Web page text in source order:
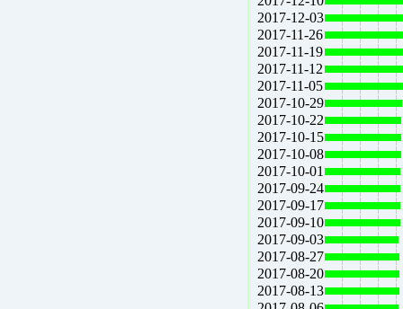
2017-12-03
2017-11-26
2017-11-19
2017-11-12
2017-11-05
2017-10-29
2017-10-22
2017-10-15
2017-10-08
2017-10-01
2017-09-24
2017-09-17
2017-09-10
2017-09-03
2017-08-27
2017-08-20
2017-08-13